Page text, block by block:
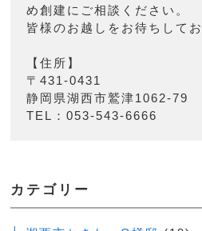
め創建にご相談ください。
皆様のお越しをお待ちしてお
【住所】
〒431-0431
静岡県湖西市鷲津1062-79
TEL：053-543-6666
カテゴリー